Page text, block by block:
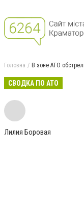
Головна В зоне АТО
СВОДКА ПО АТО
Лилия Боровая